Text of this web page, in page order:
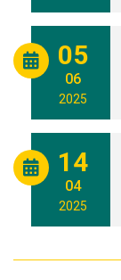
05
06
2025
14
04
2025